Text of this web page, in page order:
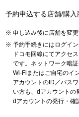
予約申込する店舗/購入
申し込み後に店舗を変
予約手続きにはログイン
ドコモ回線にてアクセ
です。ネットワーク暗
Wi-Fiまたはご自宅のイ
アカウントのID／パス
い方も、dアカウントの
dアカウントの発行・確